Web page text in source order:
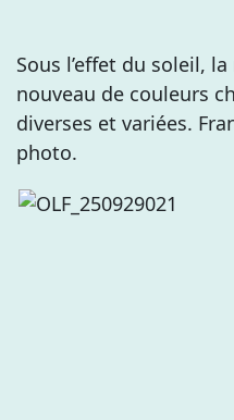
Sous l’effet du soleil,
nouveau de couleurs
diverses et variées.
photo.